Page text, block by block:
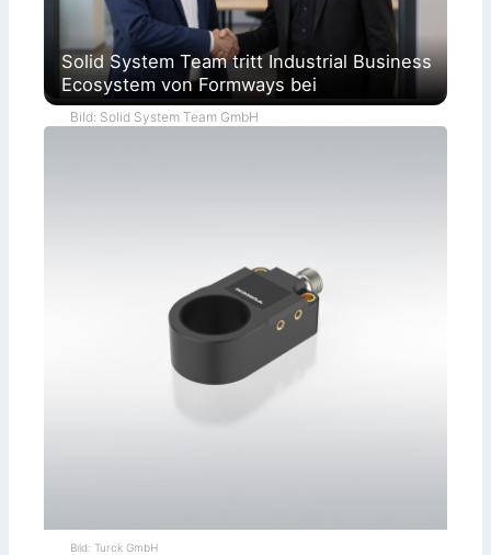
Solid System Team tritt Industrial Business
Ecosystem von Formways bei
Bild: Solid System Team GmbH
Bild: Turck GmbH